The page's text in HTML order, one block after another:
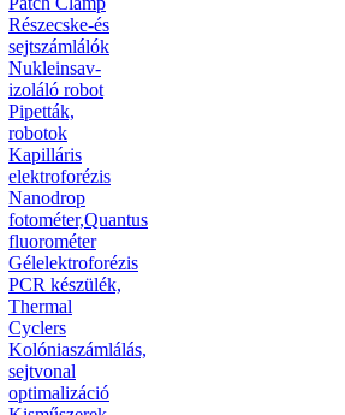
Részecske-és
sejtszámlálók
Nukleinsav-
izoláló robot
Pipetták,
robotok
Kapilláris
elektroforézis
Nanodrop
fotométer,Quantus
fluorométer
Gélelektroforézis
PCR készülék,
Thermal
Cyclers
Kolóniaszámlálás,
sejtvonal
optimalizáció